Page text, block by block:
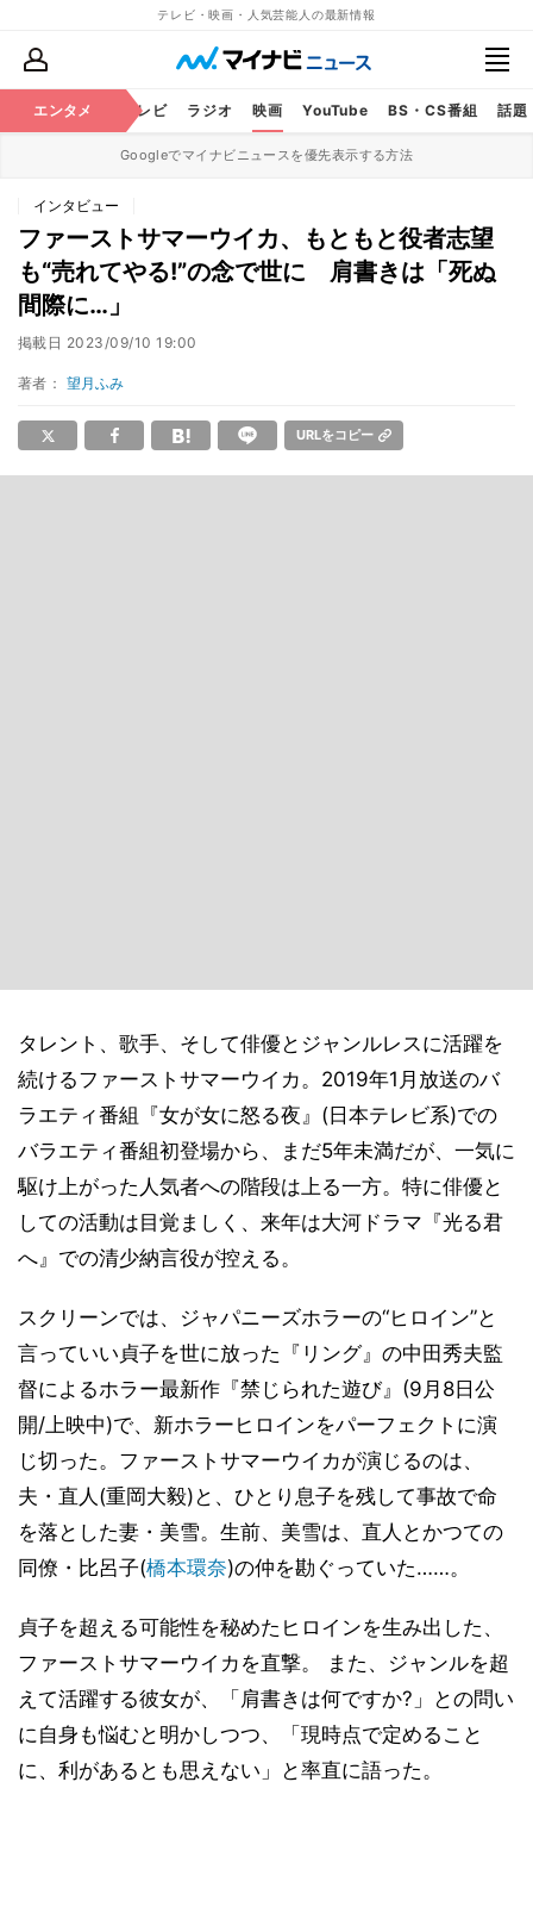
テレビ・映画・人気芸能人の最新情報
エンタメ
芸能 テレビ ラジオ 映画 YouTube BS・CS番組 話題
Googleでマイナビニュースを優先表示する方法
インタビュー
ファーストサマーウイカ、もともと役者志望
も“売れてやる!”の念で世に 肩書きは「死ぬ
間際に…」
掲載日 2023/09/10 19:00
著者： 望月ふみ
URLをコピー
タレント、歌手、そして俳優とジャンルレスに活躍を
続けるファーストサマーウイカ。2019年1月放送のバ
ラエティ番組『女が女に怒る夜』(日本テレビ系)での
バラエティ番組初登場から、まだ5年未満だが、一気に
駆け上がった人気者への階段は上る一方。特に俳優と
しての活動は目覚ましく、来年は大河ドラマ『光る君
へ』での清少納言役が控える。
スクリーンでは、ジャパニーズホラーの“ヒロイン”と
言っていい貞子を世に放った『リング』の中田秀夫監
督によるホラー最新作『禁じられた遊び』(9月8日公
開/上映中)で、新ホラーヒロインをパーフェクトに演
じ切った。ファーストサマーウイカが演じるのは、
夫・直人(重岡大毅)と、ひとり息子を残して事故で命
を落とした妻・美雪。生前、美雪は、直人とかつての
同僚・比呂子(橋本環奈)の仲を勘ぐっていた……。
貞子を超える可能性を秘めたヒロインを生み出した、
ファーストサマーウイカを直撃。 また、ジャンルを超
えて活躍する彼女が、「肩書きは何ですか?」との問い
に自身も悩むと明かしつつ、「現時点で定めること
に、利があるとも思えない」と率直に語った。